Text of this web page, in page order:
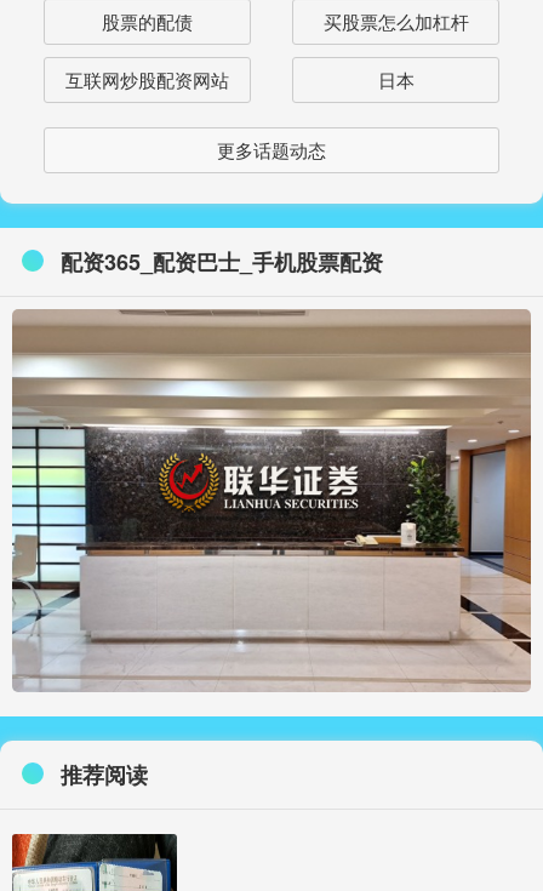
股票的配债 买股票怎么加杠杆
互联网炒股配资网站 日本
更多话题动态
配资365_配资巴士_手机股票配资
推荐阅读